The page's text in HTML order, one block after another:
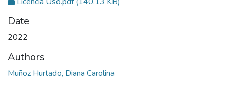
Date
2022
Authors
Muñoz Hurtado, Diana Carolina